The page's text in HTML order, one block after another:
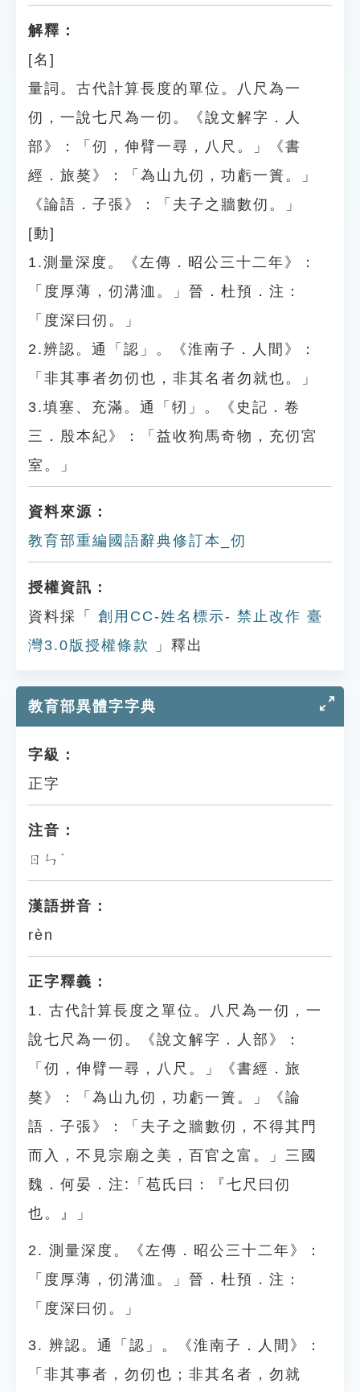
解釋：
[名]
量詞。古代計算長度的單位。八尺為一
仞，一說七尺為一仞。《說文解字．人
部》：「仞，伸臂一尋，八尺。」《書
經．旅獒》：「為山九仞，功虧一簣。」
《論語．子張》：「夫子之牆數仞。」
[動]
1.測量深度。《左傳．昭公三十二年》：
「度厚薄，仞溝洫。」晉．杜預．注：
「度深曰仞。」
2.辨認。通「認」。《淮南子．人間》：
「非其事者勿仞也，非其名者勿就也。」
3.填塞、充滿。通「牣」。《史記．卷
三．殷本紀》：「益收狗馬奇物，充仞宮
室。」
資料來源：
教育部重編國語辭典修訂本_仞
授權資訊：
資料採「
創用CC-姓名標示- 禁止改作 臺
灣3.0版授權條款
」釋出
教育部異體字字典
字級：
正字
注音：
ㄖㄣˋ
漢語拼音：
rèn
正字釋義：
1. 古代計算長度之單位。八尺為一仞，一
說七尺為一仞。《說文解字．人部》：
「仞，伸臂一尋，八尺。」《書經．旅
獒》：「為山九仞，功虧一簣。」《論
語．子張》：「夫子之牆數仞，不得其門
而入，不見宗廟之美，百官之富。」三國
魏．何晏．注:「苞氏曰：『七尺曰仞
也。』」
2. 測量深度。《左傳．昭公三十二年》：
「度厚薄，仞溝洫。」晉．杜預．注：
「度深曰仞。」
3. 辨認。通「認」。《淮南子．人間》：
「非其事者，勿仞也；非其名者，勿就